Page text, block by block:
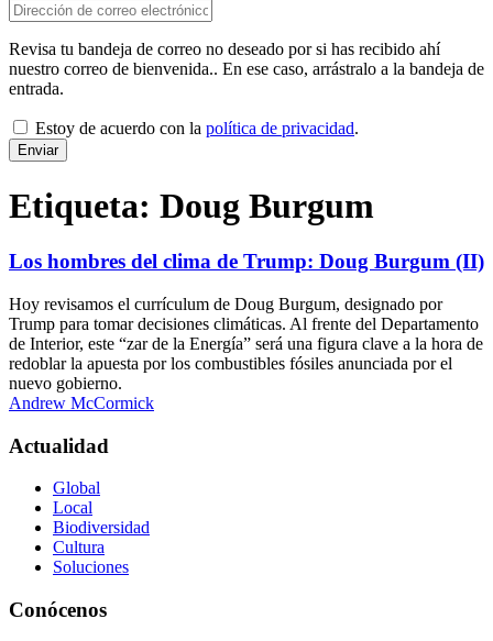
Revisa tu bandeja de correo no deseado por si has recibido ahí
nuestro correo de bienvenida.. En ese caso, arrástralo a la bandeja de
entrada.
Estoy de acuerdo con la política de privacidad.
Etiqueta: Doug Burgum
Los hombres del clima de Trump: Doug Burgum (II)
Hoy revisamos el currículum de Doug Burgum, designado por
Trump para tomar decisiones climáticas. Al frente del Departamento
de Interior, este “zar de la Energía” será una figura clave a la hora de
redoblar la apuesta por los combustibles fósiles anunciada por el
nuevo gobierno.
Andrew McCormick
Actualidad
Global
Local
Biodiversidad
Cultura
Soluciones
Conócenos